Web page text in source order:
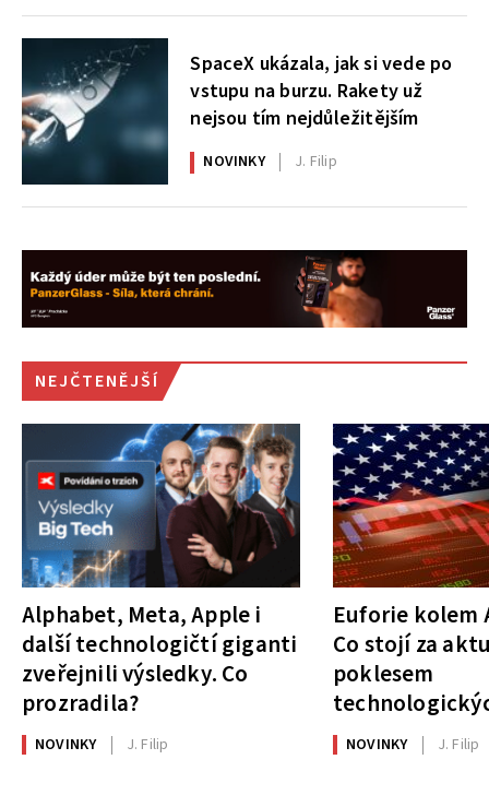
SpaceX ukázala, jak si vede po
vstupu na burzu. Rakety už
nejsou tím nejdůležitějším
NOVINKY J. Filip
NEJČTENĚJŠÍ
Alphabet, Meta, Apple i
další technologičtí giganti
zveřejnili výsledky. Co
prozradila?
NOVINKY J. Filip
Euforie kolem
Co stojí za
poklesem
NOVINKY J. Filip